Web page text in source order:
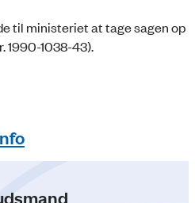
til ministeriet at tage sagen op
1990-1038-43).